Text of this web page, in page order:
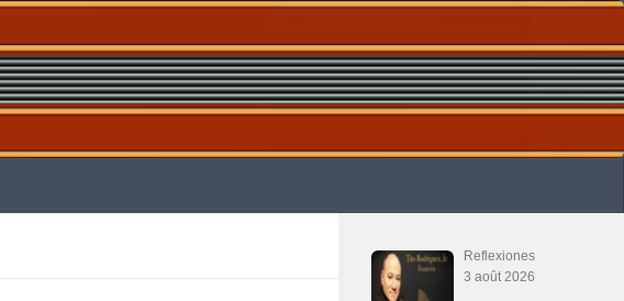
Reflexiones
3 août 2026